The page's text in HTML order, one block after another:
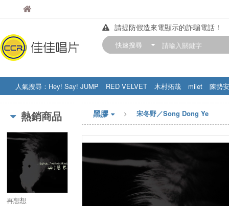
佳佳唱片
請提防假造來電顯示的詐騙電話！
【中華門市營業時間調整公告】
快速搜尋
人氣搜尋： Hey! Say! JUMP RED VELVET 木村拓哉 milet
陳勢安
STRAY KIDS
盧廣仲 周杰伦
熱銷商品
再想想
黑膠 宋冬野／Song Dong Ye